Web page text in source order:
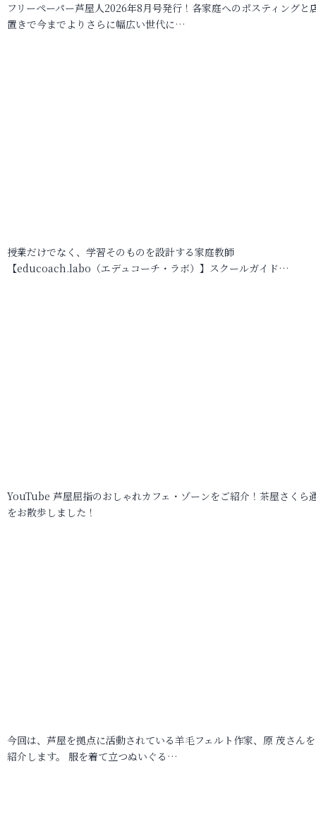
フリーペーパー芦屋人2026年8月号発行！各家庭へのポスティングと
置きで今までよりさらに幅広い世代に…
授業だけでなく、学習そのものを設計する家庭教師
【educoach.labo（エデュコーチ・ラボ）】スクールガイド…
YouTube 芦屋屈指のおしゃれカフェ・ゾーンをご紹介！茶屋さくら
をお散歩しました！
今回は、芦屋を拠点に活動されている羊毛フェルト作家、原 茂さん
紹介します。 服を着て立つぬいぐる…